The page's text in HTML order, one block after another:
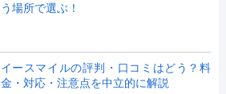
う場所で選ぶ！
イースマイルの評判・口コミはどう？料
金・対応・注意点を中立的に解説